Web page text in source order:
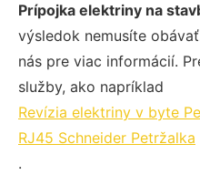
Prípojka elektriny na
výsledok nemusíte
nás pre viac informácií.
služby, ako napríklad
Revízia elektriny v byte
RJ45 Schneider Petržalka
.